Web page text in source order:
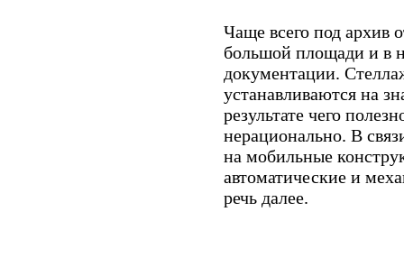
Чаще всего под архив
большой площади и в
документации.
устанавливаются на
результате чего
нерационально. В
на мобильные
автоматические и
речь далее.